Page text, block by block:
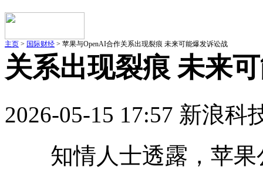
主页 > 国际财经 > 苹果与OpenAI合作关系出现裂痕 未来可能爆发诉讼战
关系出现裂痕 未来
2026-05-15 17:57 新浪科
知情人士透露，苹果